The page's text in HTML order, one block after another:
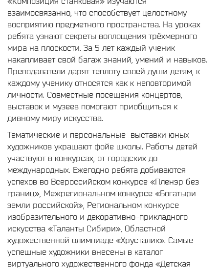
взаимосвязанно, что способствует целостному
восприятию предметного пространства. На уроках
ребята узнают секреты воплощения трёхмерного
мира на плоскости. За 5 лет каждый ученик
накапливает свой багаж знаний, умений и навыков.
Преподаватели дарят теплоту своей души детям, к
каждому ученику относятся как к неповторимой
личности. Совместные посещения концертов,
выставок и музеев помогают приобщиться к
дивному миру искусства.
Тематические и персональные выставки юных
художников украшают фойе школы. Работы детей
участвуют в конкурсах, от городских до
международных. Ежегодно ребята добиваются
успехов во Всероссийском конкурсе «Пленэр без
границ», Межрегиональном конкурсе «Богатыри
земли российской», Региональном конкурсе
изобразительного и декоративно-прикладного
искусства «Таланты Сибири», Областной
художественной олимпиаде «Хрусталик». Самые
успешные художники внесены в каталог
виртуального художественного фонда «Детская